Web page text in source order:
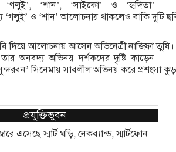
‘গলুই’, ‘শান’, ‘সাইকো’ ও ‘হৃদিতা’ ।
‘গলুই’ ও ‘শান’আলোচনায়থাকলেও বাকিদুটি
দিয়েআলোচনায়আসেনঅভিনেত্রীনাজিফাতুষি।
তার অনবদ্য অভিনয় দর্শকদের দৃষ্টি কাড়েন।
’সিনেমায়সাবলীলঅভিনয়করেপ্রশংসা
প্রযুক্তিভুবন
এসেছে স্মার্ট ঘড়ি, নেকব্যান্ড, স্মার্টফোন